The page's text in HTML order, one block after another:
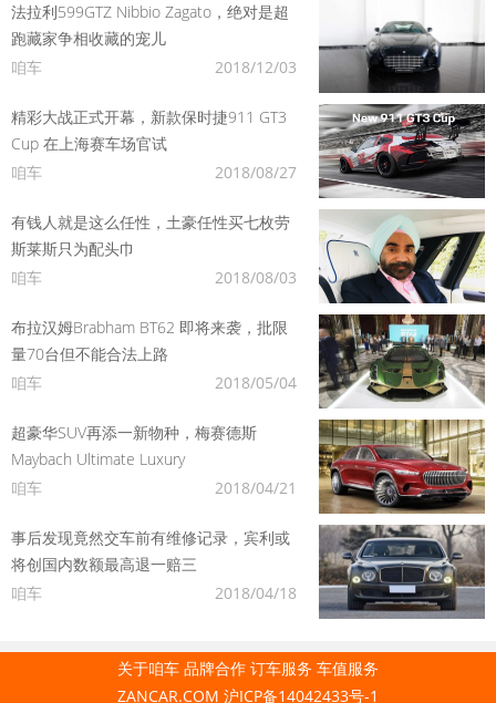
法拉利599GTZ Nibbio Zagato，绝对是超
跑藏家争相收藏的宠儿
咱车
2018/12/03
精彩大战正式开幕，新款保时捷911 GT3
Cup 在上海赛车场官试
咱车
2018/08/27
有钱人就是这么任性，土豪任性买七枚劳
斯莱斯只为配头巾
咱车
2018/08/03
布拉汉姆Brabham BT62 即将来袭，批限
量70台但不能合法上路
咱车
2018/05/04
超豪华SUV再添一新物种，梅赛德斯
Maybach Ultimate Luxury
咱车
2018/04/21
事后发现竟然交车前有维修记录，宾利或
将创国内数额最高退一赔三
咱车
2018/04/18
关于咱车 品牌合作 订车服务 车值服务
ZANCAR.COM 沪ICP备14042433号-1